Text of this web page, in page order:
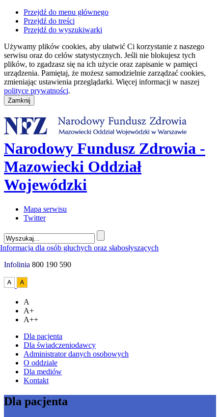
Przejdź do menu głównego
Przejdź do treści
Przejdź do wyszukiwarki
Używamy plików cookies, aby ułatwić Ci korzystanie z naszego
serwisu oraz do celów statystycznych. Jeśli nie blokujesz tych
plików, to zgadzasz się na ich użycie oraz zapisanie w pamięci
urządzenia. Pamiętaj, że możesz samodzielnie zarządzać cookies,
zmieniając ustawienia przeglądarki. Więcej informacji w naszej
polityce prywatności.
Narodowy Fundusz Zdrowia -
Mazowiecki Oddział
Wojewódzki
Mapa serwisu
Twitter
Infolinia 800 190 590
A
A+
A++
Dla pacjenta
Dla świadczeniodawcy
Administrator danych osobowych
O oddziale
Dla mediów
Kontakt
Dla pacjenta